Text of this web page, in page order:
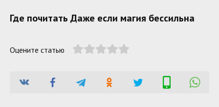
Где почитать Даже если магия бессильна
Оцените статью